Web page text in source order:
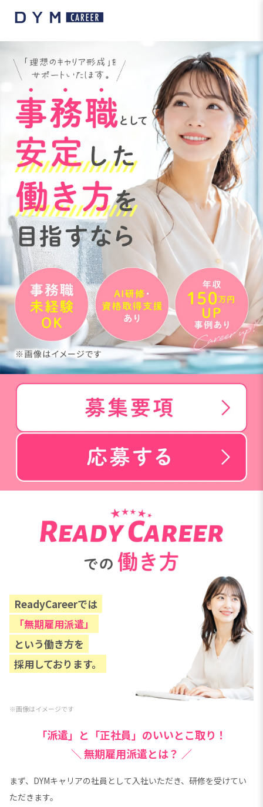
※画像はイメージです
ReadyCareerでは
「無期雇用派遣」
という働き方を
採用しております。
「派遣」と「正社員」のいいとこ取り！
＼ 無期雇用派遣とは？ ／
まず、DYMキャリアの社員として入社いただき、研修を受けてい
ただきます。